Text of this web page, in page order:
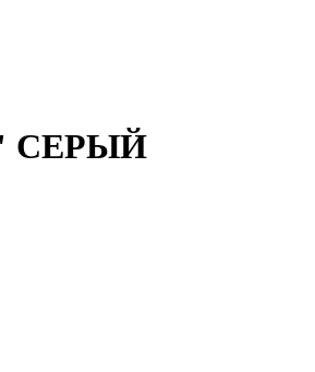
СЕРЫЙ